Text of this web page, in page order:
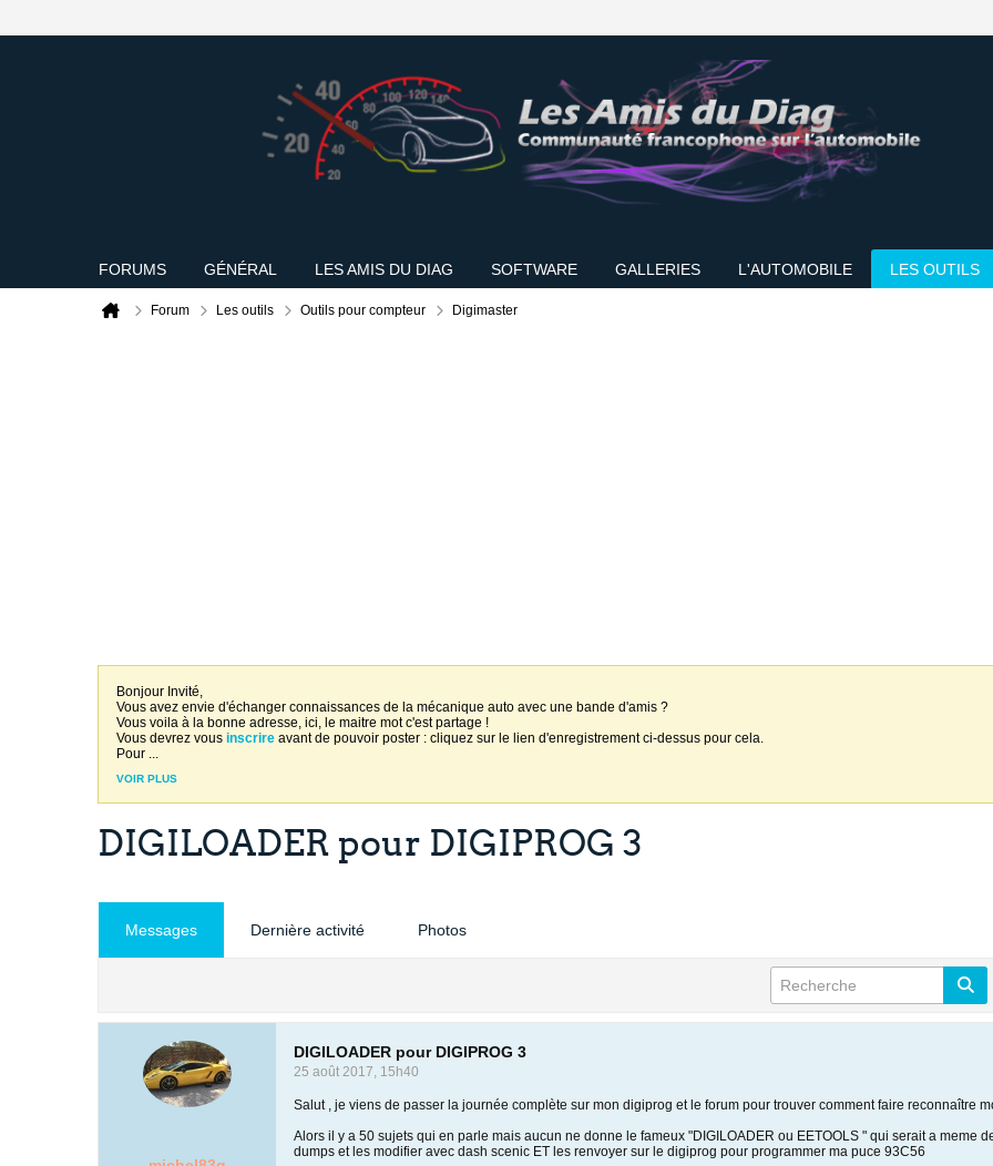
FORUMS GÉNÉRAL LES AMIS DU DIAG SOFTWARE GALLERIES L'AUTOMOBILE LES OUTILS
Forum Les outils Outils pour compteur Digimaster
Bonjour Invité,
Vous avez envie d'échanger connaissances de la mécanique auto avec une bande d'amis ?
Vous voila à la bonne adresse, ici, le maitre mot c'est partage !
Vous devrez vous inscrire avant de pouvoir poster : cliquez sur le lien d'enregistrement ci-dessus pour cela.
Pour ...
VOIR PLUS
DIGILOADER pour DIGIPROG 3
Messages Dernière activité Photos
DIGILOADER pour DIGIPROG 3
25 août 2017, 15h40
Salut , je viens de passer la journée complète sur mon digiprog et le forum pour trouver comment faire reconnaître
Alors il y a 50 sujets qui en parle mais aucun ne donne le fameux "DIGILOADER ou EETOOLS " qui serait a meme
dumps et les modifier avec dash scenic ET les renvoyer sur le digiprog pour programmer ma puce 93C56